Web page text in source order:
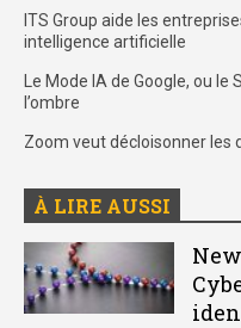
ITS Group aide les
intelligence artificielle
Le Mode IA de Google, ou le
l’ombre
Zoom veut décloisonner les
À LIRE AUSSI